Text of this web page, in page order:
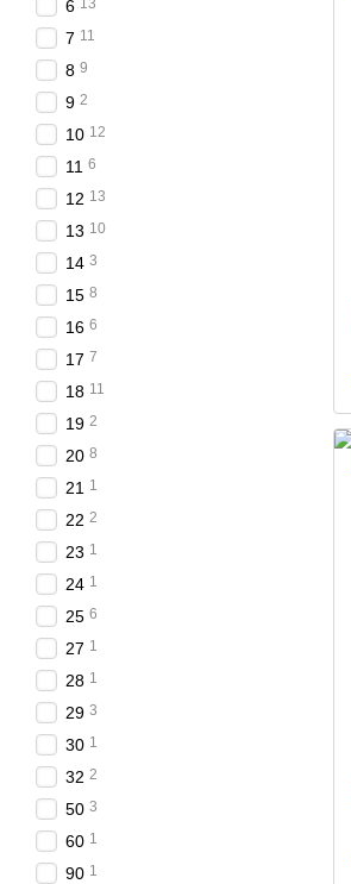
6 13
7 11
8 9
9 2
10 12
11 6
12 13
13 10
14 3
15 8
16 6
17 7
18 11
19 2
20 8
21 1
22 2
23 1
24 1
25 6
27 1
28 1
29 3
30 1
32 2
50 3
60 1
90 1